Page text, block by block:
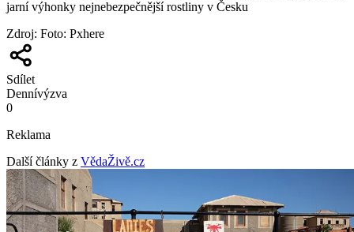
jarní výhonky nejnebezpečnější rostliny v Česku
Zdroj: Foto: Pxhere
Sdílet
Dennívýzva
0
Reklama
Další články z VědaŽivě.cz